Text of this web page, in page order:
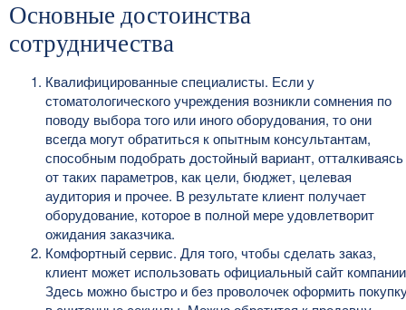
Основные достоинства
сотрудничества
Квалифицированные специалисты. Если у
стоматологического учреждения возникли сомнения по
поводу выбора того или иного оборудования, то они
всегда могут обратиться к опытным консультантам,
способным подобрать достойный вариант, отталкиваясь
от таких параметров, как цели, бюджет, целевая
аудитория и прочее. В результате клиент получает
оборудование, которое в полной мере удовлетворит
ожидания заказчика.
Комфортный сервис. Для того, чтобы сделать заказ,
клиент может использовать официальный сайт
Здесь можно быстро и без проволочек оформить